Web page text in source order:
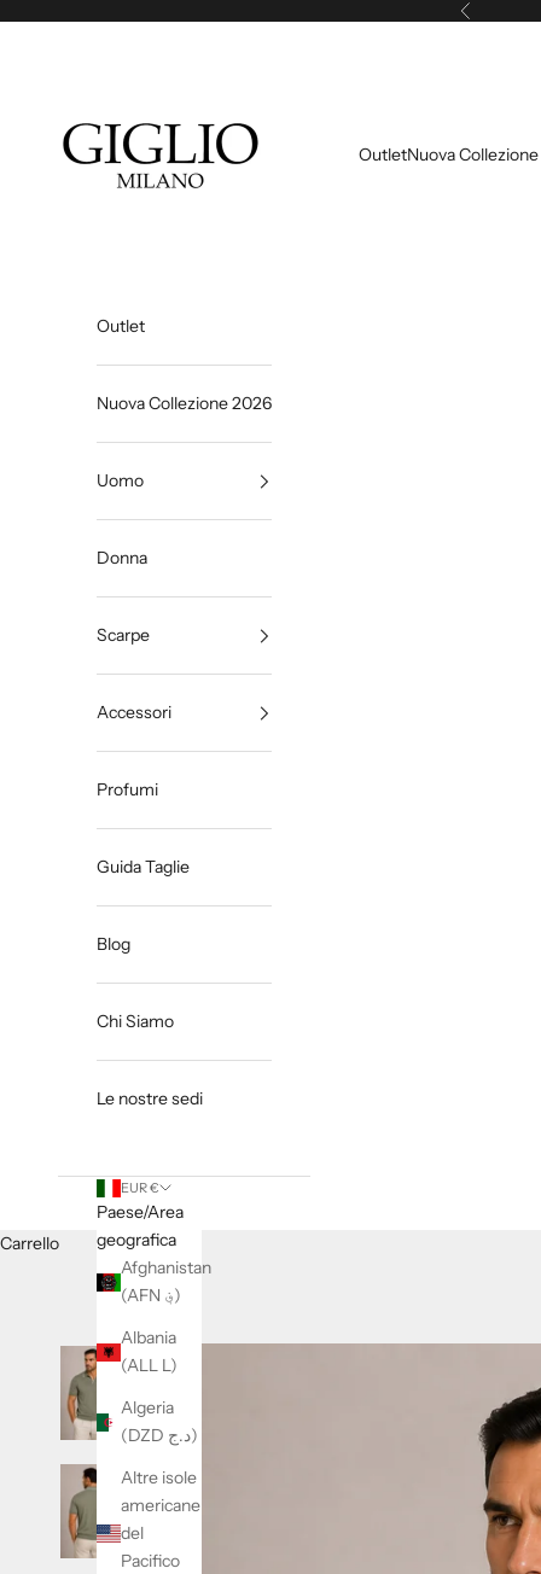
Precedente
OutletNuova
Outlet
Nuova Collezione 2026
Uomo
Donna
Scarpe
Accessori
Profumi
Guida Taglie
Blog
Chi Siamo
Le nostre sedi
EUR €
Paese/Area
geografica
Afghanistan
(AFN ؋)
Albania
(ALL L)
Algeria
(DZD د.ج)
Altre isole
americane
del
Pacifico
Carrello